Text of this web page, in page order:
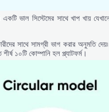
ভাল সিস্টেমের সাথে খাপ খায়
সাথে সামগ্রী ভাগ করার অনুমতি
১০টি কোম্পানি হল প্ল্যাটফর্ম।